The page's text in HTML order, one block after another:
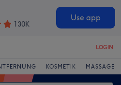
130K
Use app
LOGIN
KOSMETIK MASSAGE